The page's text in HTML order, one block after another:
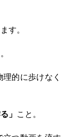
す。
的に歩けなく
」 こと。